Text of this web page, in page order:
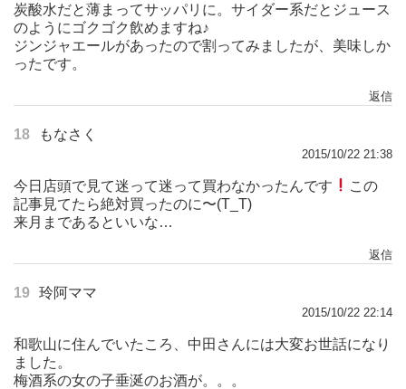
炭酸水だと薄まってサッパリに。サイダー系だとジュース
のようにゴクゴク飲めますね♪
ジンジャエールがあったので割ってみましたが、美味しか
ったです。
返信
18 もなさく
2015/10/22 21:38
今日店頭で見て迷って迷って買わなかったんです
この
記事見てたら絶対買ったのに〜(T_T)
来月まであるといいな…
返信
19 玲阿ママ
2015/10/22 22:14
和歌山に住んでいたころ、中田さんには大変お世話になり
ました。
梅酒系の女の子垂涎のお酒が。。。